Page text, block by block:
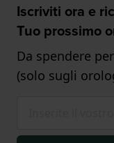
Iscriviti ora e
Tuo prossimo
Da spendere
(solo sugli